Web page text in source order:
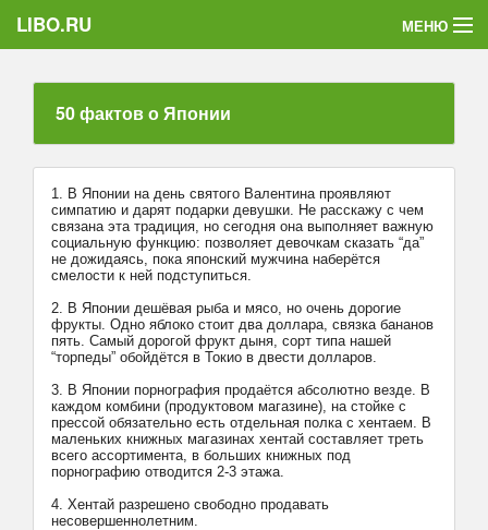
LIBO.RU МЕНЮ
Голосования
Букофки
50 фактов о Японии
1. В Японии на день святого Валентина проявляют
симпатию и дарят подарки девушки. Не расскажу с чем
связана эта традиция, но сегодня она выполняет важную
социальную функцию: позволяет девочкам сказать “да”
не дожидаясь, пока японский мужчина наберётся
смелости к ней подступиться.
2. В Японии дешёвая рыба и мясо, но очень дорогие
фрукты. Одно яблоко стоит два доллара, связка бананов
пять. Самый дорогой фрукт дыня, сорт типа нашей
“торпеды” обойдётся в Токио в двести долларов.
3. В Японии порнография продаётся абсолютно везде. В
каждом комбини (продуктовом магазине), на стойке с
прессой обязательно есть отдельная полка с хентаем. В
маленьких книжных магазинах хентай составляет треть
всего ассортимента, в больших книжных под
порнографию отводится 2-3 этажа.
4. Хентай разрешено свободно продавать
несовершеннолетним.